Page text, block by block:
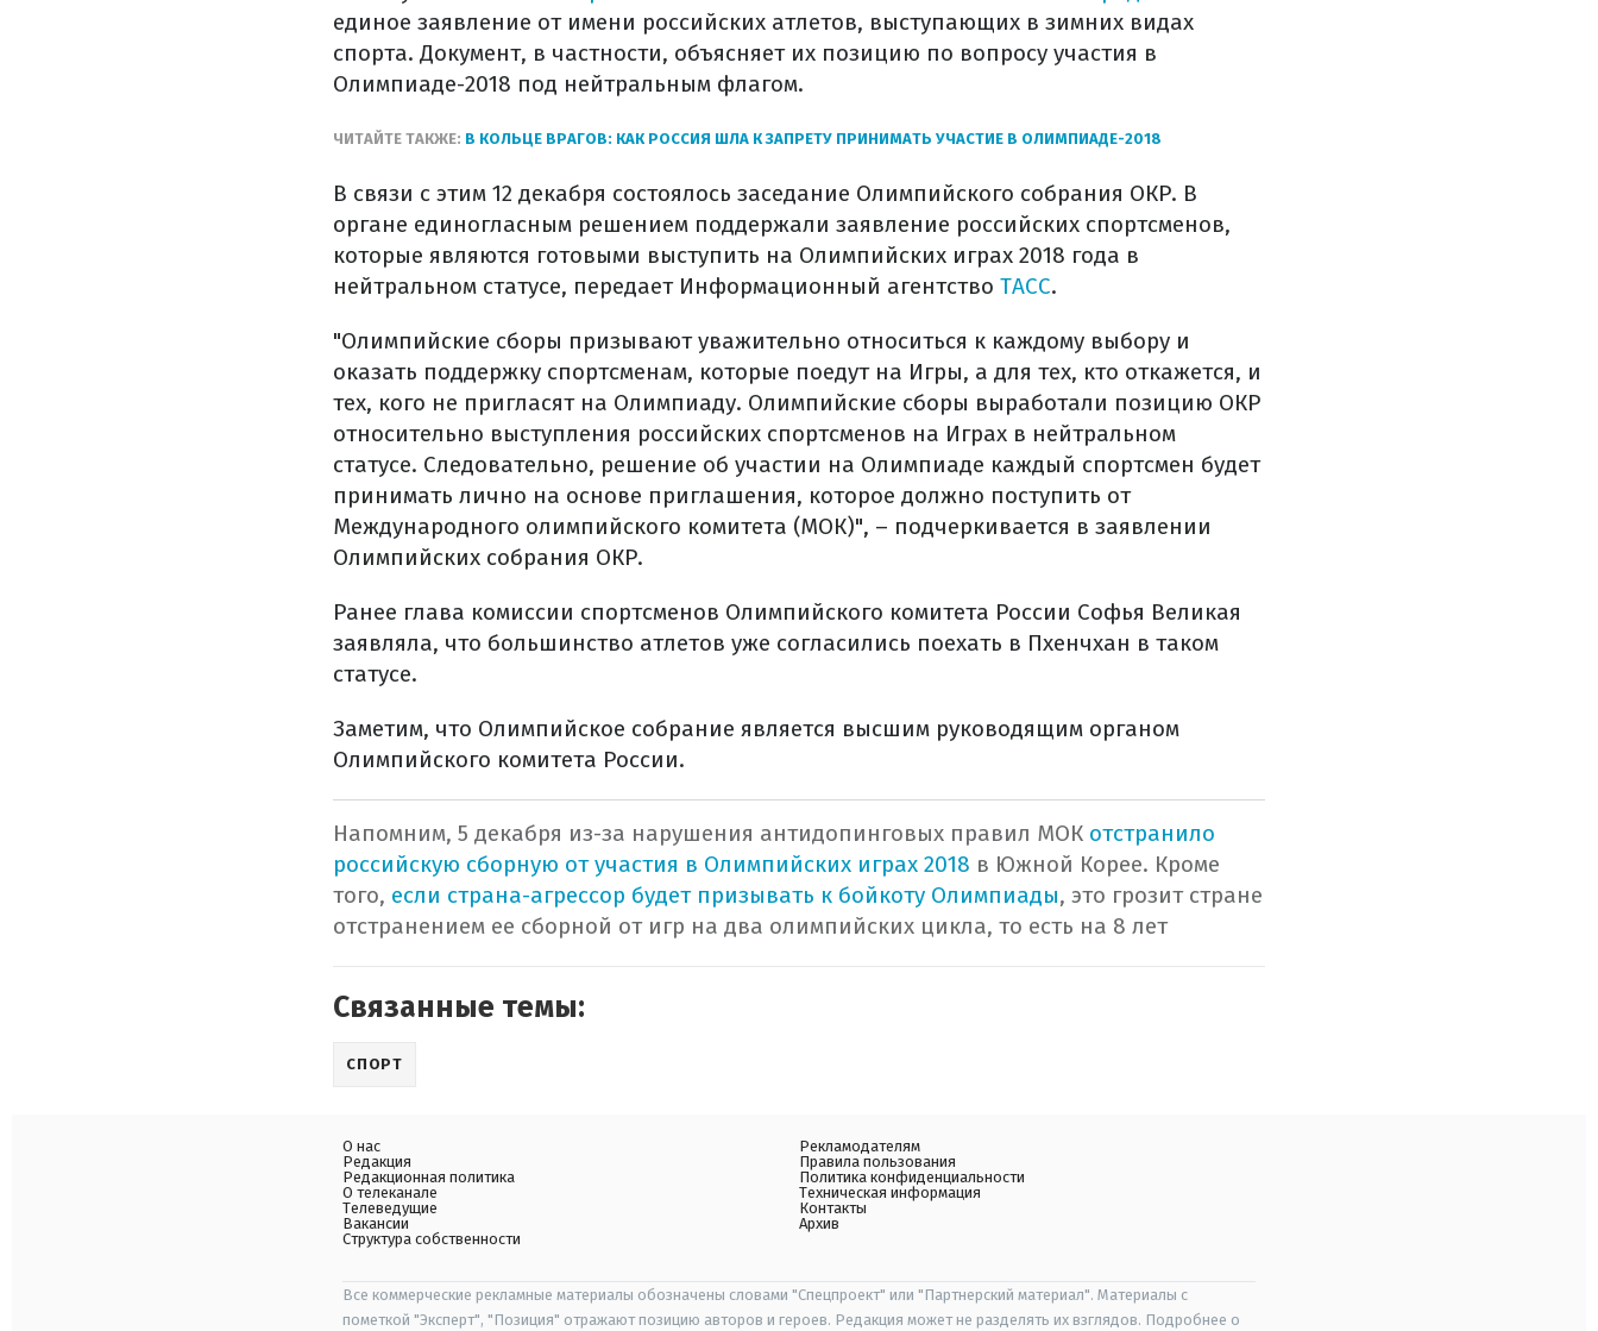
единое заявление от имени российских атлетов, выступающих в зимних видах
спорта. Документ, в частности, объясняет их позицию по вопросу участия в
Олимпиаде-2018 под нейтральным флагом.
ЧИТАЙТЕ ТАКЖЕ: В КОЛЬЦЕ ВРАГОВ: КАК РОССИЯ ШЛА К ЗАПРЕТУ ПРИНИМАТЬ УЧАСТИЕ В ОЛИМПИАДЕ-2018
В связи с этим 12 декабря состоялось заседание Олимпийского собрания ОКР. В
органе единогласным решением поддержали заявление российских спортсменов,
которые являются готовыми выступить на Олимпийских играх 2018 года в
нейтральном статусе, передает Информационный агентство ТАСС.
"Олимпийские сборы призывают уважительно относиться к каждому выбору и
оказать поддержку спортсменам, которые поедут на Игры, а для тех, кто откажется, и
тех, кого не пригласят на Олимпиаду. Олимпийские сборы выработали позицию ОКР
относительно выступления российских спортсменов на Играх в нейтральном
статусе. Следовательно, решение об участии на Олимпиаде каждый спортсмен будет
принимать лично на основе приглашения, которое должно поступить от
Международного олимпийского комитета (МОК)", – подчеркивается в заявлении
Олимпийских собрания ОКР.
Ранее глава комиссии спортсменов Олимпийского комитета России Софья Великая
заявляла, что большинство атлетов уже согласились поехать в Пхенчхан в таком
статусе.
Заметим, что Олимпийское собрание является высшим руководящим органом
Олимпийского комитета России.
Напомним, 5 декабря из-за нарушения антидопинговых правил МОК отстранило
российскую сборную от участия в Олимпийских играх 2018 в Южной Корее. Кроме
того, если страна-агрессор будет призывать к бойкоту Олимпиады, это грозит стране
отстранением ее сборной от игр на два олимпийских цикла, то есть на 8 лет
Связанные темы:
СПОРТ
О нас
Редакция
Редакционная политика
О телеканале
Телеведущие
Вакансии
Структура собственности
Рекламодателям
Правила пользования
Политика конфиденциальности
Техническая информация
Контакты
Архив
Все коммерческие рекламные материалы обозначены словами "Спецпроект" или "Партнерский материал". Материалы с
пометкой "Эксперт", "Позиция" отражают позицию авторов и героев. Редакция может не разделять их взглядов. Подробнее о